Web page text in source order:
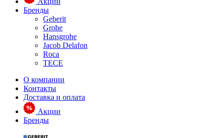
Бренды
Geberit
Grohe
Hansgrohe
Jacob Delafon
Roca
TECE
О компании
Контакты
Доставка и оплата
Акции
Бренды